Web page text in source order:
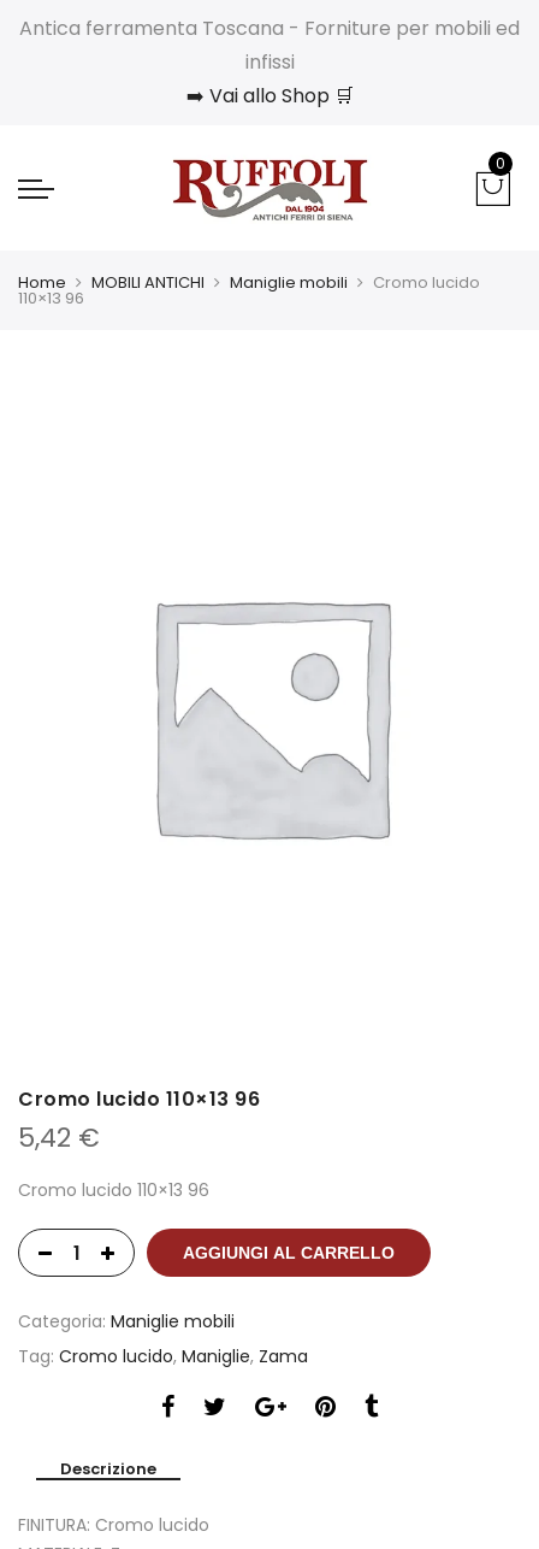
Antica ferramenta Toscana - Forniture per mobili ed
infissi
➡️ Vai allo Shop 🛒
0
Home MOBILI ANTICHI Maniglie mobili Cromo lucido
110×13 96
Cromo lucido 110×13 96
5,42 €
Cromo lucido 110×13 96
AGGIUNGI AL CARRELLO
Categoria: Maniglie mobili
Tag: Cromo lucido, Maniglie, Zama
Descrizione
FINITURA: Cromo lucido